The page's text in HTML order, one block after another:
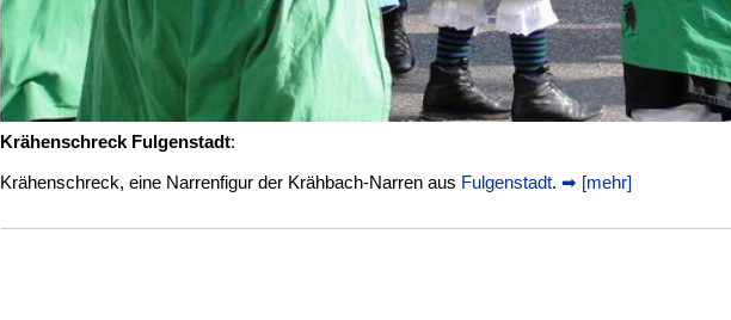
Krähenschreck Fulgenstadt:
Krähenschreck, eine Narrenfigur der Krähbach-Narren aus Fulgenstadt. ➡ [mehr]